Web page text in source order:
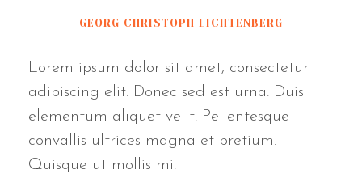
GEORG CHRISTOPH LICHTENBERG
Lorem ipsum dolor sit amet, consectetur
adipiscing elit. Donec sed est urna. Duis
elementum aliquet velit. Pellentesque
convallis ultrices magna et pretium.
Quisque ut mollis mi.